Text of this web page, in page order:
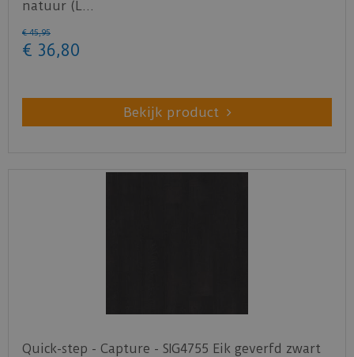
natuur (L…
€ 45,95
€ 36,80
Bekijk product
Quick-step - Capture - SIG4755 Eik geverfd zwart